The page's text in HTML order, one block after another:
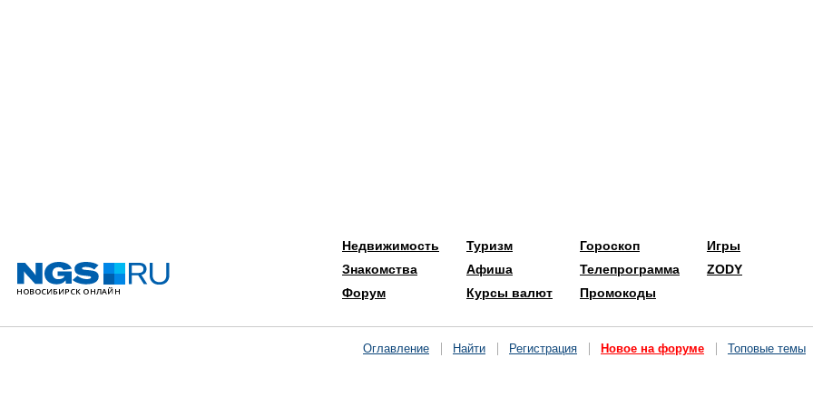
Недвижимость
Знакомства
Форум
Туризм
Афиша
Курсы валют
Гороскоп
Телепрограмма
Промокоды
Игры
ZODY
Оглавление Найти Регистрация Новое на форуме Топовые темы